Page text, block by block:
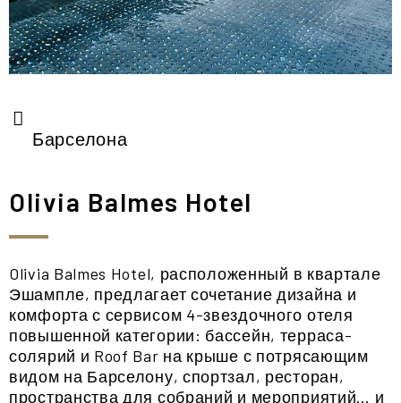
Барселона
Olivia Balmes Hotel
Olivia Balmes Hotel, расположенный в квартале
Эшампле, предлагает сочетание дизайна и
комфорта с сервисом 4-звездочного отеля
повышенной категории: бассейн, терраса-
солярий и Roof Bar на крыше с потрясающим
видом на Барселону, спортзал, ресторан,
пространства для собраний и мероприятий… и